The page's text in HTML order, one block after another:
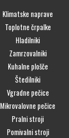
Klimatske naprave
Toplotne črpalke
Hladilniki
Zamrzovalniki
Kuhalne plošče
Štedilniki
Vgradne pečice
Mikrovalovne pečice
Pralni stroji
Pomivalni stroji